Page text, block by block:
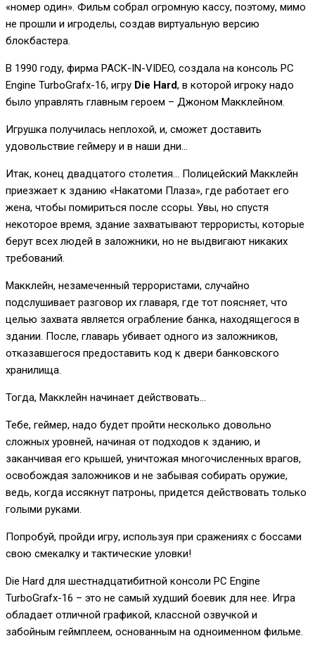
«номер один». Фильм собрал огромную кассу, поэтому, мимо
не прошли и игроделы, создав виртуальную версию
блокбастера.
В 1990 году, фирма PACK-IN-VIDEO, создала на консоль PC
Engine TurboGrafx-16, игру Die Hard, в которой игроку надо
было управлять главным героем – Джоном Макклейном.
Игрушка получилась неплохой, и, сможет доставить
удовольствие геймеру и в наши дни…
Итак, конец двадцатого столетия… Полицейский Макклейн
приезжает к зданию «Накатоми Плаза», где работает его
жена, чтобы помириться после ссоры. Увы, но спустя
некоторое время, здание захватывают террористы, которые
берут всех людей в заложники, но не выдвигают никаких
требований.
Макклейн, незамеченный террористами, случайно
подслушивает разговор их главаря, где тот поясняет, что
целью захвата является ограбление банка, находящегося в
здании. После, главарь убивает одного из заложников,
отказавшегося предоставить код к двери банковского
хранилища.
Тогда, Макклейн начинает действовать…
Тебе, геймер, надо будет пройти несколько довольно
сложных уровней, начиная от подходов к зданию, и
заканчивая его крышей, уничтожая многочисленных врагов,
освобождая заложников и не забывая собирать оружие,
ведь, когда иссякнут патроны, придется действовать только
голыми руками.
Попробуй, пройди игру, используя при сражениях с боссами
свою смекалку и тактические уловки!
Die Hard для шестнадцатибитной консоли PC Engine
TurboGrafx-16 – это не самый худший боевик для нее. Игра
обладает отличной графикой, классной озвучкой и
забойным геймплеем, основанным на одноименном фильме.